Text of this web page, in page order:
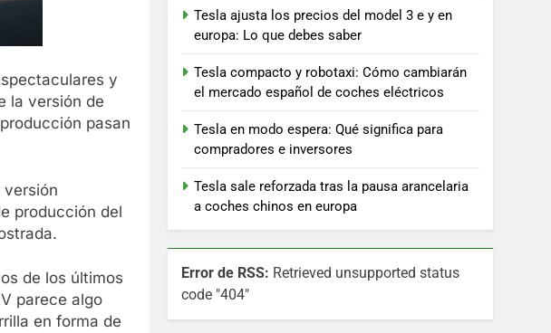
y
la versión de
pasan
versión
producción del
de los últimos
parece algo
en forma de
Tesla ajusta los precios del model 3 e y en
europa: Lo que debes saber
Tesla compacto y robotaxi: Cómo cambiarán
el mercado español de coches eléctricos
Tesla en modo espera: Qué significa para
compradores e inversores
Tesla sale reforzada tras la pausa arancelaria
a coches chinos en europa
Error de RSS: Retrieved unsupported status
code "404"